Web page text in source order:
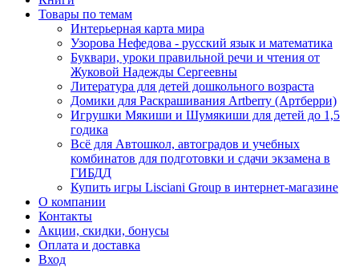
Товары по темам
Интерьерная карта мира
Узорова Нефедова - русский язык и математика
Буквари, уроки правильной речи и чтения от
Жуковой Надежды Сергеевны
Литература для детей дошкольного возраста
Домики для Раскрашивания Artberry (Артберри)
Игрушки Мякиши и Шумякиши для детей до 1,5
годика
Всё для Автошкол, автоградов и учебных
комбинатов для подготовки и сдачи экзамена в
ГИБДД
Купить игры Lisciani Group в интернет-магазине
О компании
Контакты
Акции, скидки, бонусы
Оплата и доставка
Вход